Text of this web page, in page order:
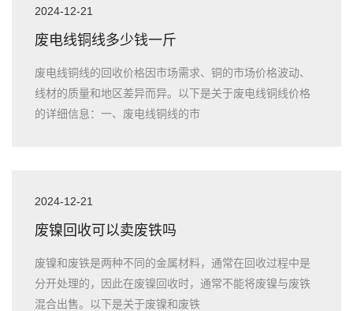
2024-12-21
废电线铜线多少钱一斤
废电线铜线的回收价格因市场需求、铜的市场价格波动、
线材的质量和地区差异而异。以下是关于废电线铜线价格
的详细信息：一、废电线铜线的市
2024-12-21
废镍回收可以卖废铁吗
废镍和废铁是两种不同的金属材料，通常在回收过程中是
分开处理的，因此在废镍回收时，通常不能将废镍与废铁
混合出售。以下是关于废镍和废铁